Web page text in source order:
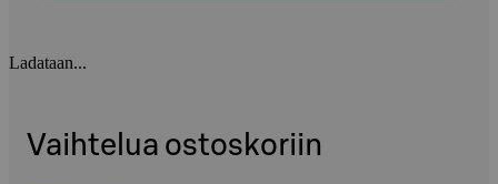
Ladataan...
Vaihtelua ostoskoriin